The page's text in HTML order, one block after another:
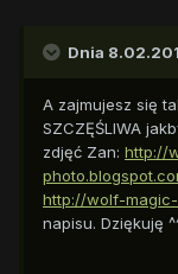
Dnia
A zajmujesz się
SZCZĘŚLIWA
zdjęć Zan: http://
http://wolf-magic-
napisu. Dziękuję